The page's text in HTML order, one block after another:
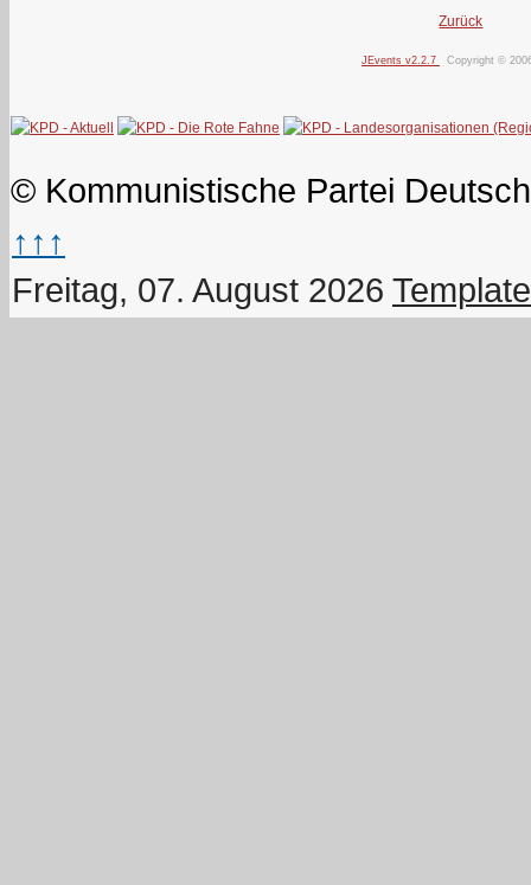
Zurück
JEvents v2.2.7 Copyright ©
© Kommunistische Partei
↑↑↑
Freitag, 07. August 2026